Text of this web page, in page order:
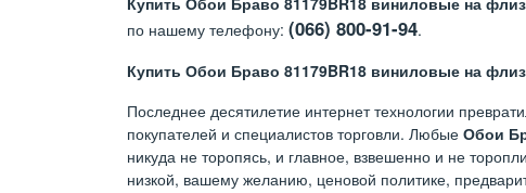
по нашему телефону: (066) 800-91-94.
Купить Обои Браво 81179BR18 виниловые на
Последнее десятилетие интернет технологии
покупателей и специалистов торговли. Любые Обои
никуда не торопясь, и главное, взвешенно и не
низкой, вашему желанию, ценовой политике,